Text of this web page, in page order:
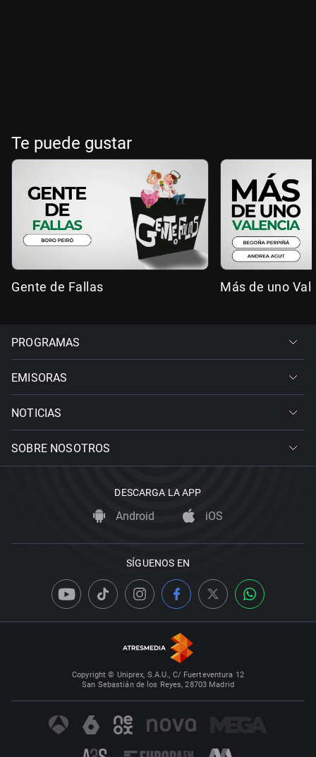
Te puede gustar
Gente de Fallas Más de uno
PROGRAMAS
EMISORAS
NOTICIAS
SOBRE NOSOTROS
DESCARGA LA APP
Android iOS
SÍGUENOS EN
Copyright © Uniprex, S.A.U., C/ Fuerteventura 12
San Sebastián de los Reyes, 28703 Madrid